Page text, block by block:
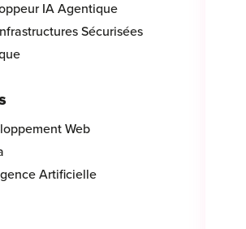
IA Agentique
Sécurisées
Web
Artificielle